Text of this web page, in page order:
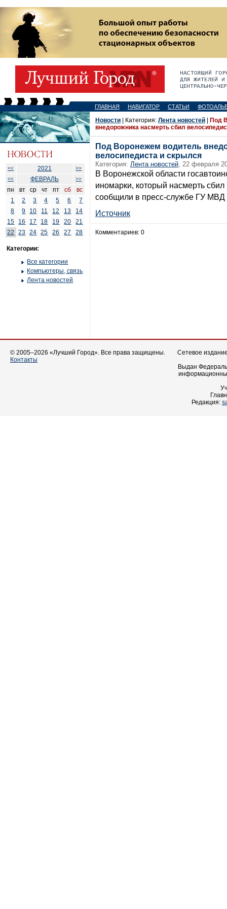
ГЛАВНАЯ НАВИГАТОР СТАТЬИ
<< 2021
>>
<<
ФЕВРАЛЬ >>
пн вт ср чт пт сб
вс
1
2 3 4 5 6
7
8
9 10 11 12 13
14
15
16 17 18 19 20
21
22
23 24 25 26 27 28
Категории:
Все категории
Компьютеры, связь
Лента новостей
Новости | Категория: Лента новостей
Под
внедорожника насмерть сбил
Под Воронежем водитель
велосипедиста и скрылся
Категория: Лента новостей, 22 февраля
В Воронежской области
иномарки, который насмерть
сообщили в пресс-службе ГУ МВД
Источник
Комментариев: 0
© 2005–2026 «Лучший Город». Все права защищены.
Контакты
Сетевое
Выдан
Редакция: